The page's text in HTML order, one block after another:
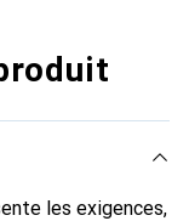
les exigences,